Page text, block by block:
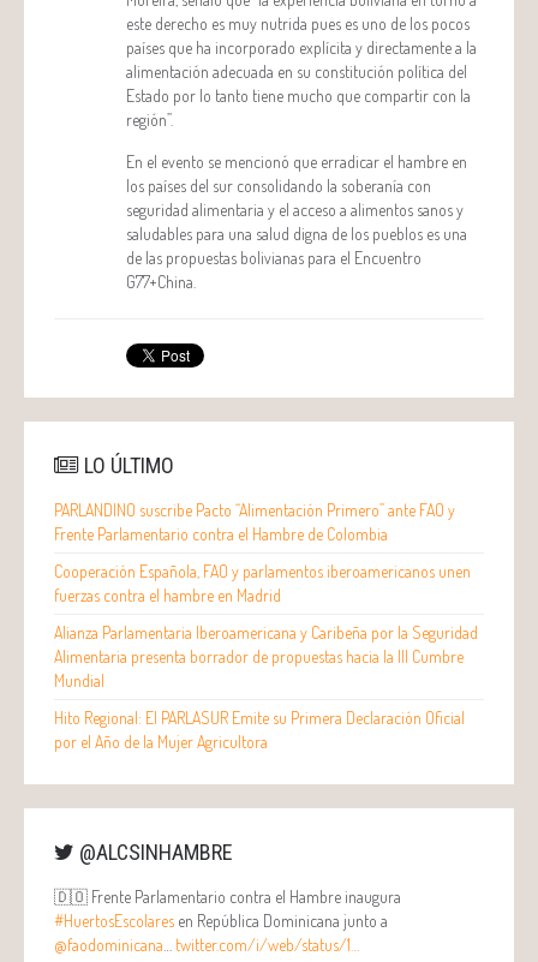
este derecho es muy nutrida pues es uno de los pocos
países que ha incorporado explícita y directamente a la
alimentación adecuada en su constitución política del
Estado por lo tanto tiene mucho que compartir con la
región”.
En el evento se mencionó que erradicar el hambre en
los países del sur consolidando la soberanía con
seguridad alimentaria y el acceso a alimentos sanos y
saludables para una salud digna de los pueblos es una
de las propuestas bolivianas para el Encuentro
G77+China.
LO ÚLTIMO
PARLANDINO suscribe Pacto “Alimentación Primero” ante FAO y
Frente Parlamentario contra el Hambre de Colombia
Cooperación Española, FAO y parlamentos iberoamericanos unen
fuerzas contra el hambre en Madrid
Alianza Parlamentaria Iberoamericana y Caribeña por la Seguridad
Alimentaria presenta borrador de propuestas hacia la III Cumbre
Mundial
Hito Regional: El PARLASUR Emite su Primera Declaración Oficial
por el Año de la Mujer Agricultora
@ALCSINHAMBRE
🇩🇴 Frente Parlamentario contra el Hambre inaugura
#HuertosEscolares en República Dominicana junto a
@faodominicana
twitter.com/i/web/status/1…